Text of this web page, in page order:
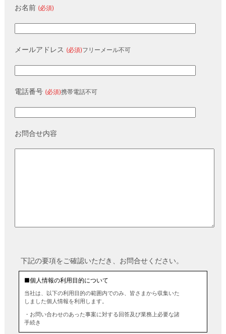
お名前 (必須)
メールアドレス (必須)フリーメール不可
電話番号 (必須)携帯電話不可
お問合せ内容
下記の要項をご確認いただき、お問合せください。
■個人情報の利用目的について
当社は、以下の利用目的の範囲内でのみ、皆さまから収集いた
しました個人情報を利用します。
・お問い合わせのあった事案に対する回答及び業務上必要な諸
手続き